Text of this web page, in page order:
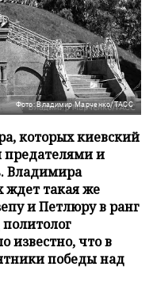
Фото: Владимир Марченко/ТАСС
которых киевский
предателями и
Владимира
ждет такая же
и Петлюру в ранг
политолог
известно, что в
победы над